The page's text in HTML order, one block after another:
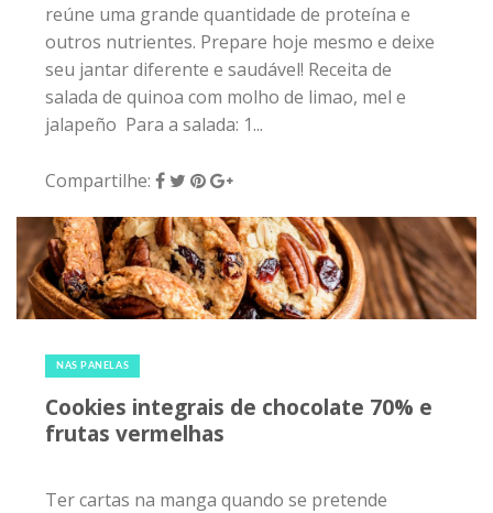
reúne uma grande quantidade de proteína e
outros nutrientes. Prepare hoje mesmo e deixe
seu jantar diferente e saudável! Receita de
salada de quinoa com molho de limao, mel e
jalapeño Para a salada: 1...
Compartilhe:
NAS PANELAS
Cookies integrais de chocolate 70% e
frutas vermelhas
Ter cartas na manga quando se pretende